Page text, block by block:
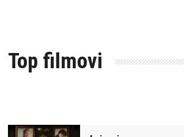
Top filmovi